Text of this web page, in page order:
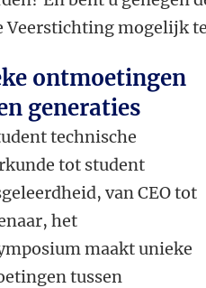
Veerstichting mogelijk
ontmoetingen
generaties
technische
tot student
van CEO tot
het
maakt unieke
tussen